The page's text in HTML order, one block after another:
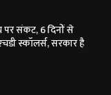
पर संकट, 6 दिनों से
स्कॉलर्स, सरकार है